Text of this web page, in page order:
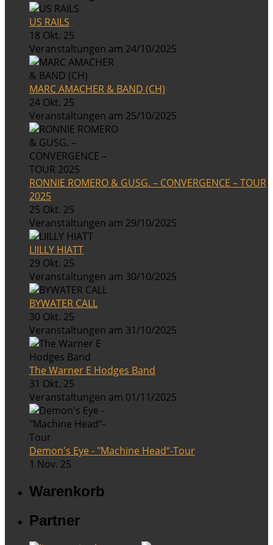
US RAILS
18 Okt. 25
Veranstaltungen am 24/10/2025
MARC AMACHER & BAND (CH)
24 Okt. 25
Veranstaltungen am 25/10/2025
RONNIE ROMERO & GUSG. – CONVERGENCE – TOUR
2025
25 Okt. 25
Veranstaltungen am 29/10/2025
LIILLY HIATT
29 Okt. 25
Veranstaltungen am 30/10/2025
BYWATER CALL
30 Okt. 25
Veranstaltungen am 31/10/2025
The Warner E Hodges Band
31 Okt. 25
Veranstaltungen am 01/11/2025
Demon's Eye - "Machine Head“-Tour
1 Nov. 25
Warenkorb
Partner